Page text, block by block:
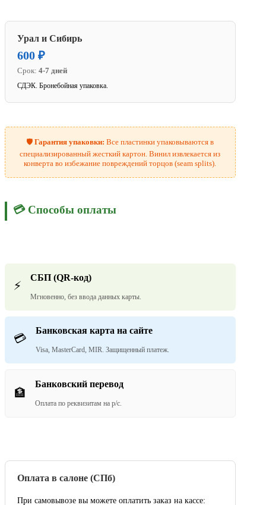
Урал и Сибирь
600 ₽
Срок: 4-7 дней
СДЭК. Бронебойная упаковка.
🛡️Гарантия упаковки: Все пластинки упаковываются в
специализированный жесткий картон. Винил извлекается из
конверта во избежание повреждений торцов (seam splits).
💳 Способы оплаты
⚡
СБП (QR-код)
Мгновенно, без ввода данных карты.
💳
Банковская карта на сайте
Visa, MasterCard, MIR. Защищенный платеж.
🏦
Банковский перевод
Оплата по реквизитам на р/с.
Оплата в салоне (СПб)
При самовывозе вы можете оплатить заказ на кассе: